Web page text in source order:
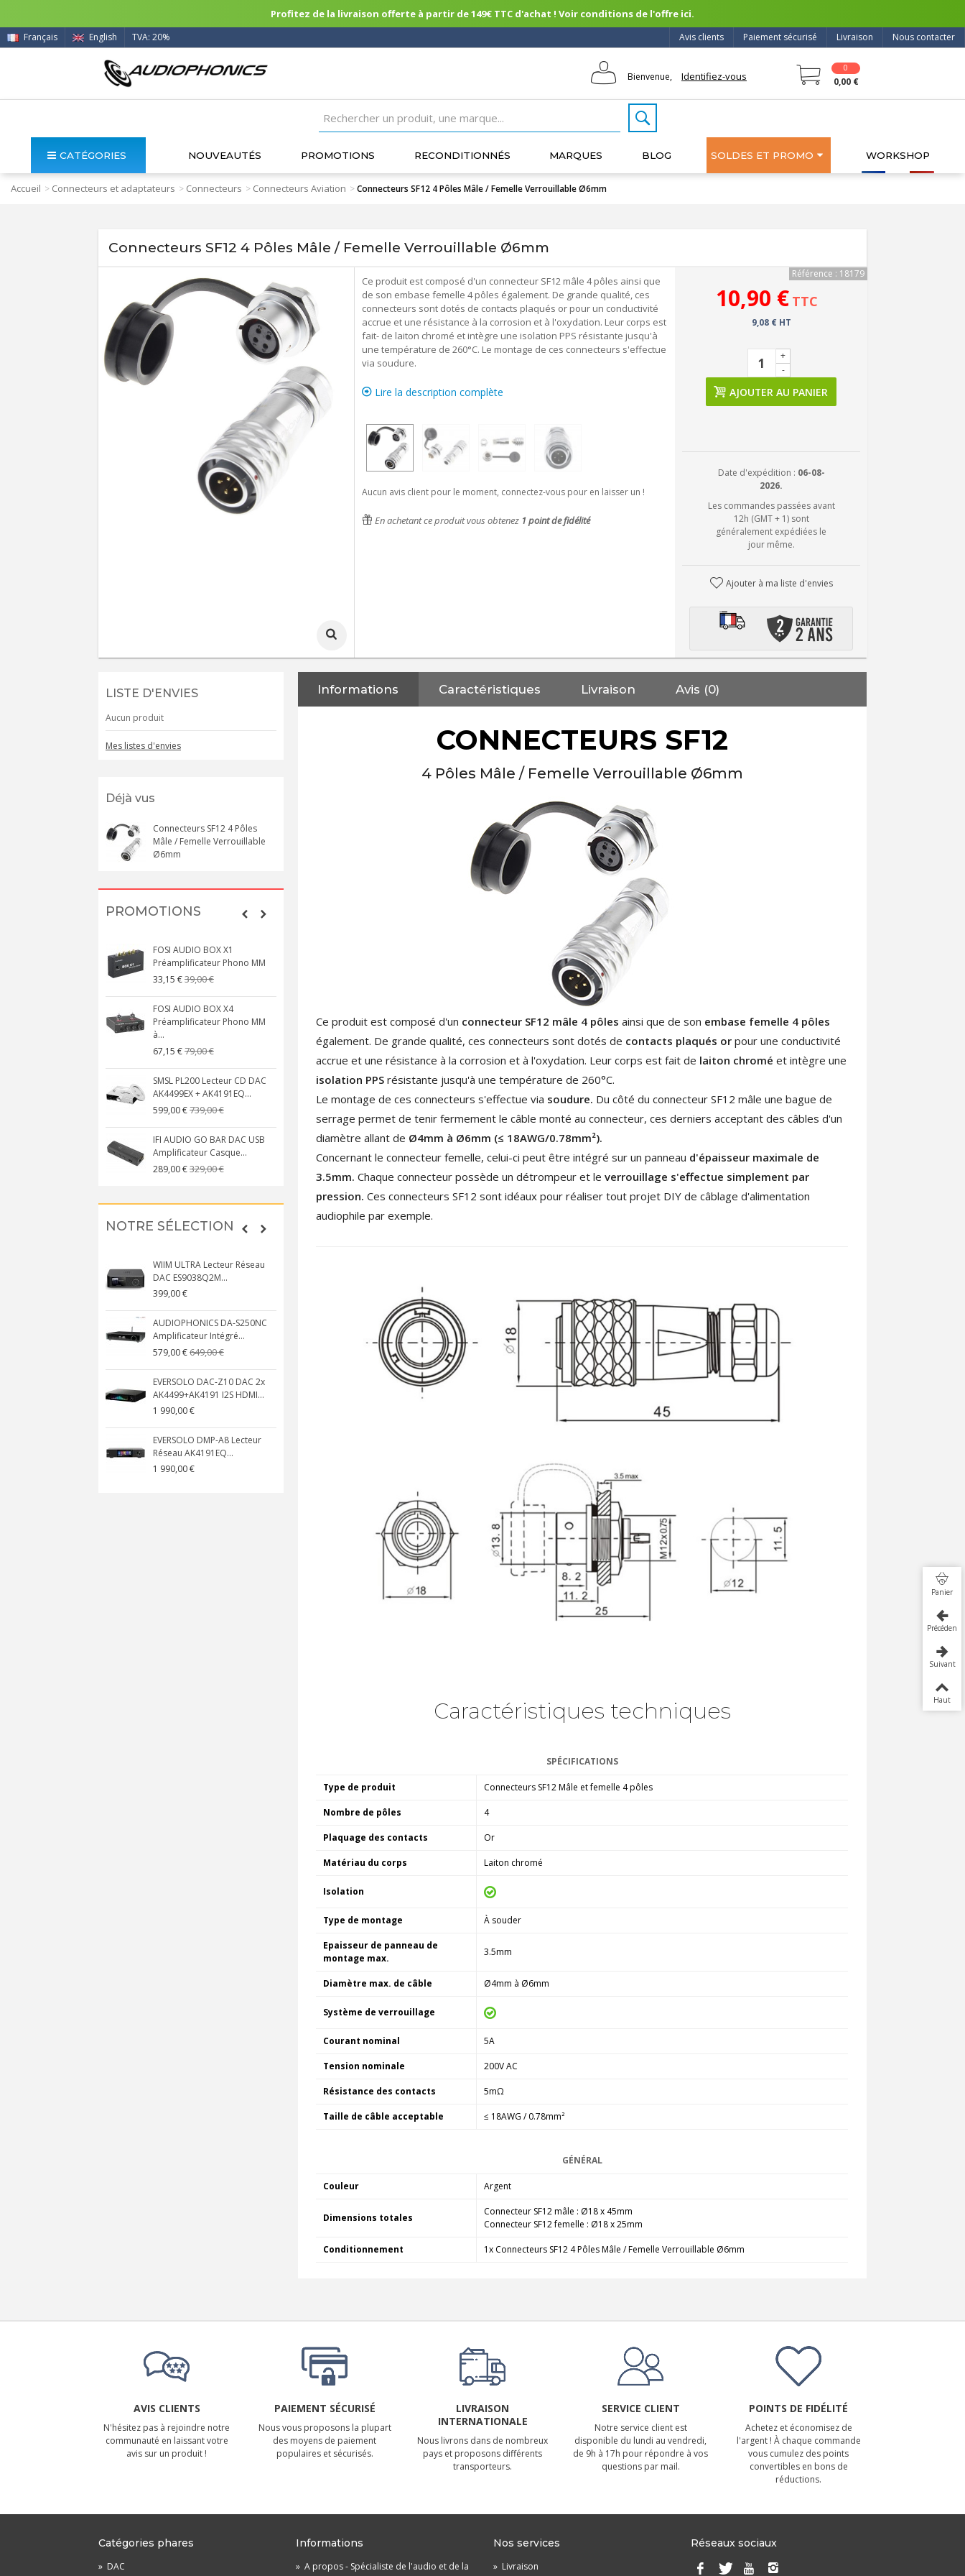
Profitez de la livraison offerte à partir de 149€ TTC d'achat ! Voir conditions de l'offre ici.
Nous contacter
Livraison
Paiement sécurisé
Avis clients
Français English TVA: 20%
Bienvenue, Identifiez-vous
0
0,00 €
CATÉGORIES NOUVEAUTÉS PROMOTIONS RECONDITIONNÉS MARQUES BLOG SOLDES ET PROMO WORKSHOP
Accueil > Connecteurs et adaptateurs > Connecteurs > Connecteurs Aviation >Connecteurs SF12 4 Pôles Mâle / Femelle Verrouillable Ø6mm
Connecteurs SF12 4 Pôles Mâle / Femelle Verrouillable Ø6mm
Ce produit est composé d'un connecteur SF12 mâle 4 pôles ainsi que
de son embase femelle 4 pôles également. De grande qualité, ces
connecteurs sont dotés de contacts plaqués or pour un conductivité
accrue et une résistance à la corrosion et à l'oxydation. Leur corps est
fait- de laiton chromé et intègre une isolation PPS résistante jusqu'à
une température de 260°C. Le montage de ces connecteurs s'effectue
via soudure.
Lire la description complète
Aucun avis client pour le moment, connectez-vous pour en laisser un !
En achetant ce produit vous obtenez 1 point de fidélité
Référence : 18179
10,90 € TTC
9,08 € HT
-
+
AJOUTER AU PANIER
Date d'expédition : 06-08-
2026.
Les commandes passées avant
12h (GMT + 1) sont
généralement expédiées le
jour même.
Ajouter à ma liste d'envies
LISTE D'ENVIES
Aucun produit
Mes listes d'envies
Déjà vus
Connecteurs SF12 4 Pôles
Mâle / Femelle Verrouillable
Ø6mm
PROMOTIONS
FOSI AUDIO BOX X1
Préamplificateur Phono MM
33,15 €39,00 €
FOSI AUDIO BOX X4
Préamplificateur Phono MM
à...
67,15 €79,00 €
SMSL PL200 Lecteur CD DAC
AK4499EX + AK4191EQ...
599,00 €739,00 €
IFI AUDIO GO BAR DAC USB
Amplificateur Casque...
289,00 €329,00 €
MKSX4 Enceinte Subwoofer...
149,00 €179,90 €
AUDIOPHONICS DA-S250NC
Amplificateur Intégré...
579,00 €649,00 €
FOSI AUDIO CA30
Amplificateur 4 Voies pour...
135,99 €159,99 €
NOTRE SÉLECTION
WIIM ULTRA Lecteur Réseau
DAC ES9038Q2M...
399,00 €
AUDIOPHONICS DA-S250NC
Amplificateur Intégré...
579,00 €649,00 €
EVERSOLO DAC-Z10 DAC 2x
AK4499+AK4191 I2S HDMI...
1 990,00 €
EVERSOLO DMP-A8 Lecteur
Réseau AK4191EQ...
1 990,00 €
DAN CLARK AUDIO AEON 2
CLOSED NOIRE Casque...
EVERSOLO DMP-A6 MASTER
EDITION GEN 2 Lecteur...
Informations Caractéristiques Livraison Avis (0)
CONNECTEURS SF12
4 Pôles Mâle / Femelle Verrouillable Ø6mm
Ce produit est composé d'un connecteur SF12 mâle 4 pôles ainsi que de son embase femelle 4 pôles
également. De grande qualité, ces connecteurs sont dotés de contacts plaqués or pour une conductivité
accrue et une résistance à la corrosion et à l'oxydation. Leur corps est fait de laiton chromé et intègre une
isolation PPS résistante jusqu'à une température de 260°C.
Le montage de ces connecteurs s'effectue via soudure. Du côté du connecteur SF12 mâle une bague de
serrage permet de tenir fermement le câble monté au connecteur, ces derniers acceptant des câbles d'un
diamètre allant de Ø4mm à Ø6mm (≤ 18AWG/0.78mm²).
Concernant le connecteur femelle, celui-ci peut être intégré sur un panneau d'épaisseur maximale de
3.5mm. Chaque connecteur possède un détrompeur et leverrouillage s'effectue simplement par
pression.Ces connecteurs SF12 sont idéaux pour réaliser tout projet DIY de câblage d'alimentation
audiophile par exemple.
Caractéristiques techniques
SPÉCIFICATIONS
Type de produit Connecteurs SF12 Mâle et femelle 4 pôles
Nombre de pôles 4
Plaquage des contacts Or
Matériau du corps Laiton chromé
Isolation
Type de montage À souder
Epaisseur de panneau de
montage max.
3.5mm
Diamètre max. de câble Ø4mm à Ø6mm
Système de verrouillage
Courant nominal 5A
Tension nominale 200V AC
Résistance des contacts 5mΩ
Taille de câble acceptable ≤ 18AWG / 0.78mm²
GÉNÉRAL
Couleur Argent
Dimensions totales
Connecteur SF12 mâle : Ø18 x 45mm
Connecteur SF12 femelle : Ø18 x 25mm
Conditionnement 1x Connecteurs SF12 4 Pôles Mâle / Femelle Verrouillable Ø6mm
AVIS CLIENTS
N'hésitez pas à rejoindre notre
communauté en laissant votre
avis sur un produit !
PAIEMENT SÉCURISÉ
Nous vous proposons la plupart
des moyens de paiement
populaires et sécurisés.
LIVRAISON
INTERNATIONALE
Nous livrons dans de nombreux
pays et proposons différents
transporteurs.
SERVICE CLIENT
Notre service client est
disponible du lundi au vendredi,
de 9h à 17h pour répondre à vos
questions par mail.
POINTS DE FIDÉLITÉ
Achetez et économisez de
l'argent ! À chaque commande
vous cumulez des points
convertibles en bons de
réductions.
Catégories phares
» DAC
Informations
» A propos - Spécialiste de l'audio et de la
Nos services
» Livraison
Réseaux sociaux
Panier
Précédent
Suivant
Haut